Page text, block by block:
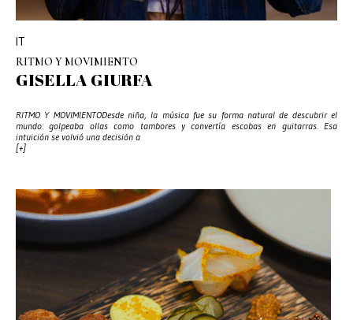
IT
RITMO Y MOVIMIENTO
GISELLA GIURFA
RITMO Y MOVIMIENTODesde niña, la música fue su forma natural de descubrir el
mundo: golpeaba ollas como tambores y convertía escobas en guitarras. Esa
intuición se volvió una decisión a
[+]